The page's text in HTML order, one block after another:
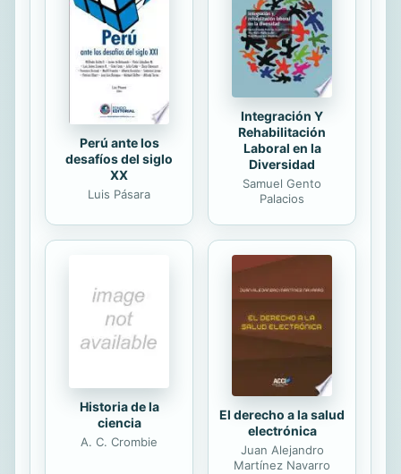
formulación le hizo reflexionar y
llegar a la conclusión de que en
realidad ese tiempo que robamos al
trabajo y a...
Perú ante los
desafíos del siglo
XX
Luis Pásara
Integración Y
Rehabilitación
Laboral en la
Diversidad
Samuel Gento
Palacios
Historia de la
ciencia
A. C. Crombie
El derecho a la salud
electrónica
Juan Alejandro
Martínez Navarro